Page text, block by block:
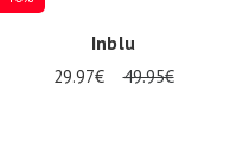
Inblu
29.97€ 49.95€